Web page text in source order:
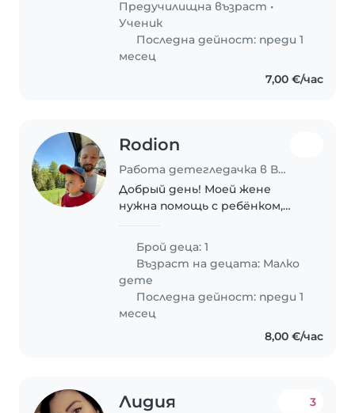
забавни и игриви. Имаме нужда
Предучилищна възраст •
Ученик
Последна дейност: преди 1
месец
7,00 €/час
Rodion
Работа детегледачка в Варна
Добрый день! Моей жене
нужна помощь с ребёнком,
2,5 года здоровый,
жизнерадостный, активный и
очень умный малыш. Если мы
подавимся друг другу, будем
работать..
Брой деца: 1
Възраст на децата: Малко
дете
Последна дейност: преди 1
месец
8,00 €/час
Лидия 3